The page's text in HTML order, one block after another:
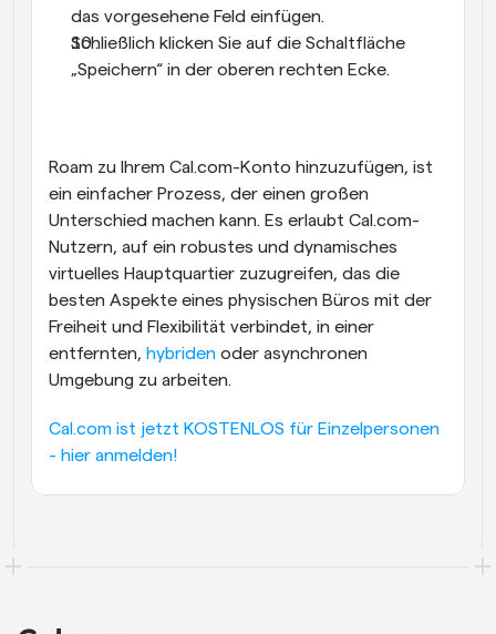
das vorgesehene Feld einfügen.
Schließlich klicken Sie auf die Schaltfläche
„Speichern“ in der oberen rechten Ecke.
Roam zu Ihrem Cal.com-Konto hinzuzufügen, ist
ein einfacher Prozess, der einen großen
Unterschied machen kann. Es erlaubt Cal.com-
Nutzern, auf ein robustes und dynamisches
virtuelles Hauptquartier zuzugreifen, das die
besten Aspekte eines physischen Büros mit der
Freiheit und Flexibilität verbindet, in einer
entfernten, hybriden oder asynchronen
Umgebung zu arbeiten.
Cal.com ist jetzt KOSTENLOS für Einzelpersonen
- hier anmelden!